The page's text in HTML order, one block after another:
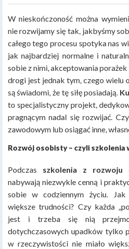
W nieskończoność można
nie rozwijamy się tak, jakbyśmy
całego tego procesu spotyka nas
jak najbardziej normalne i
sobie z nimi, akceptowania porażek
drogi jest jednak tym, czego wielu
są świadomi, że tę siłę posiadają.
to specjalistyczny projekt,
pragnącym nadal się rozwijać.
zawodowym lub osiągać inne,
Rozwój osobisty – czyli szkolenia
Podczas szkolenia z rozwoju
nabywają niezwykle cenną i
sobie w codziennym życiu.
większe trudności? Czy każda
jest i trzeba się nią
dotychczasowych upadków tylko
w rzeczywistości nie miało